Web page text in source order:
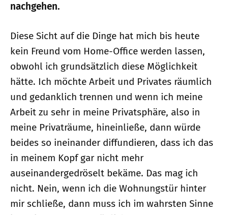
nachgehen.
Diese Sicht auf die Dinge hat mich bis heute
kein Freund vom Home-Office werden lassen,
obwohl ich grundsätzlich diese Möglichkeit
hätte. Ich möchte Arbeit und Privates räumlich
und gedanklich trennen und wenn ich meine
Arbeit zu sehr in meine Privatsphäre, also in
meine Privaträume, hineinließe, dann würde
beides so ineinander diffundieren, dass ich das
in meinem Kopf gar nicht mehr
auseinandergedröselt bekäme. Das mag ich
nicht. Nein, wenn ich die Wohnungstür hinter
mir schließe, dann muss ich im wahrsten Sinne